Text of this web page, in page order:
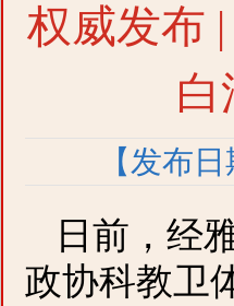
权威发布
【发布
日前，经
政协科教卫